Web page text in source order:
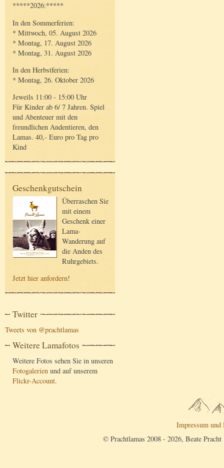
*****2026:*****
In den Sommerferien:
* Mittwoch, 05. August 2026
* Montag, 17. August 2026
* Montag, 31. August 2026
In den Herbstferien:
* Montag, 26. Oktober 2026
Jeweils 11:00 - 15:00 Uhr
Für Kinder ab 6/ 7 Jahren. Spiel
und Abenteuer mit den
freundlichen Andentieren, den
Lamas. 40,- Euro pro Tag pro
Kind
Geschenkgutschein
Überraschen Sie
mit einem
Geschenk einer
Lama-
Wanderung auf
die Anden des
Ruhrgebiets.
Jetzt hier anfordern!
Twitter
Tweets von @prachtlamas
Weitere Lamafotos
Weitere Fotos sehen Sie in unseren
Fotogalerien und auf unserem
Flickr-Account.
Impressum und
© Prachtlamas 2008 - 2026, Beate Pracht